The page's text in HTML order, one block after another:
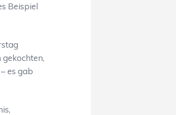
Beispiel
es gab